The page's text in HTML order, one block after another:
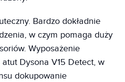
Bardzo dokładnie
w czym pomaga duży
Wyposażenie
Dysona V15 Detect, w
dokupowanie